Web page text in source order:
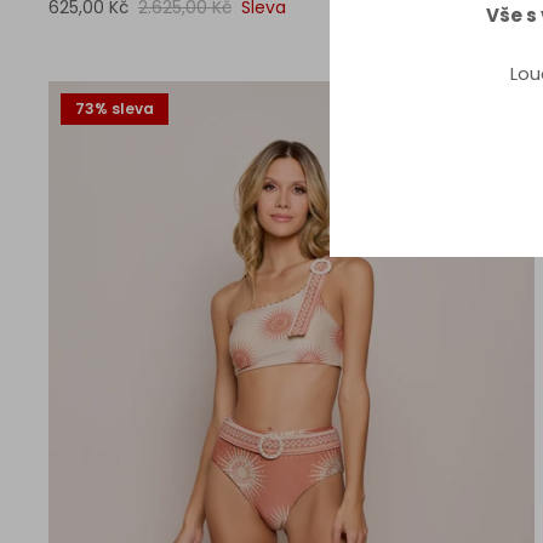
625,00 Kč 2.625,00 Kč Sleva
73% sleva
Vše